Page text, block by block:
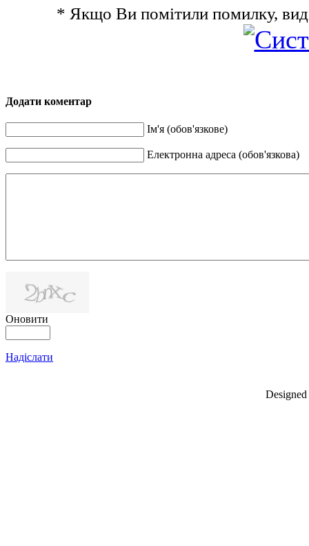
* Якщо Ви помітили помилку,
Додати коментар
Ім'я (обов'язкове)
Електронна адреса (обов'язкова)
Оновити
Надіслати